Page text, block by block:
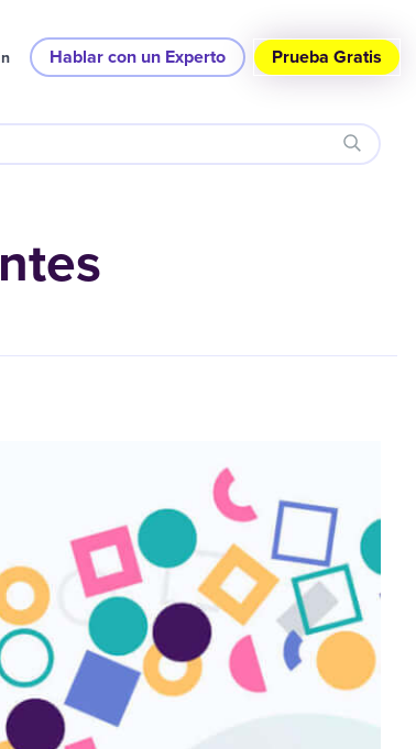
Hablar con un Experto Prueba Gratis